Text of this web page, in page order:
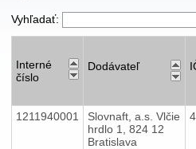
Vyhľadať:
Interné
číslo
Dodávateľ
1211940001
Slovnaft, a.s. Vlčie
hrdlo 1, 824 12
Bratislava